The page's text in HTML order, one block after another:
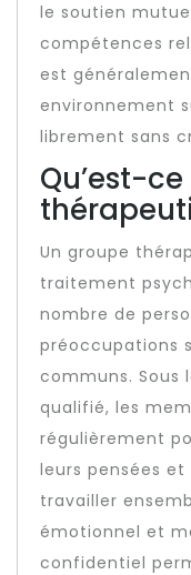
le soutien
compétences
est
environnement
librement sans
Qu’est-
Un groupe
traitement
nombre de
préoccupations
communs. Sous
qualifié, les
régulièrement
leurs pensées
travailler
émotionnel et
confidentiel